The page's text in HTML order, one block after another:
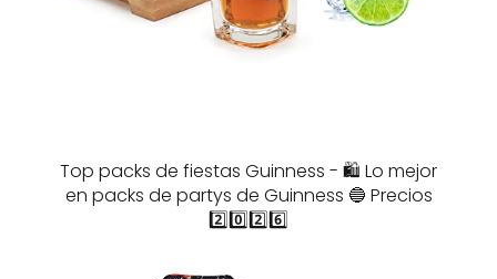
Top packs de fiestas Guinness - 🛍️ Lo mejor
en packs de partys de Guinness 🔵 Precios
2️⃣0️⃣2️⃣6️⃣